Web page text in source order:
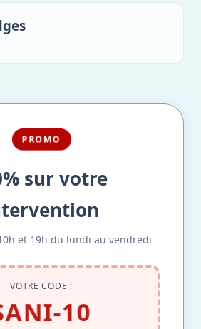
PROMO
sur votre
et 19h du lundi au vendredi
VOTRE CODE :
10